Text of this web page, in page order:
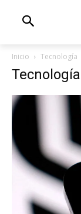
Inicio Tecnología
Tecnología